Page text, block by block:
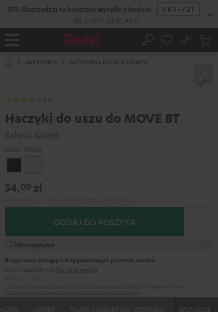
DO
50% Oszczędzaj na kosztach wysyłki z kodem:
VKF-72F
05 D 17 H 52 M 42 S
Strona
Szukaj
No
AKCESORIA AKCESORIA DO SŁUCHAWEK
(13)
Haczyki do uszu do MOVE BT
Zahacz dźwięk
Kolor: White
54,00 zł
DODAJ DO KOSZYKA
W magazynie
Bezpieczne zakupy z 8‑tygodniowym prawem zwrotu
wraz z bezpłatnym Zwrot przesyłki
WSPARCIE